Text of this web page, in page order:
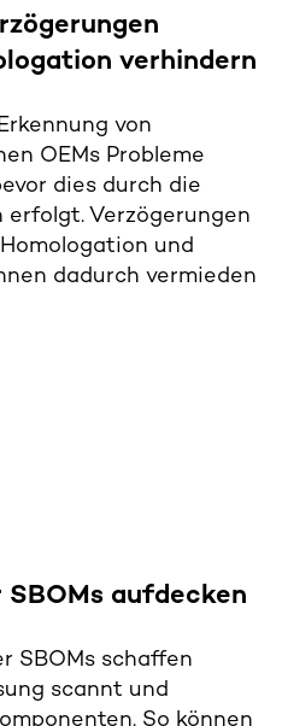
verhindern
von
OEMs Probleme
dies durch die
erfolgt. Verzögerungen
und
dadurch vermieden
aufdecken
SBOMs schaffen
scannt und
So können